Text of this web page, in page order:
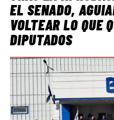
EL SENADO,
VOLTEAR LO QUE
DIPUTADOS